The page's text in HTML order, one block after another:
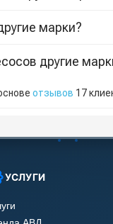
марки?
другие
отзывов 17
УСЛУГИ